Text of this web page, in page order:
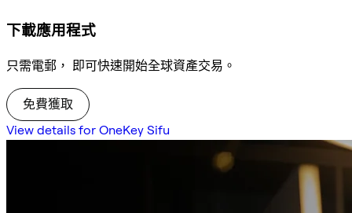
下載應用程式
只需電郵， 即可快速開始全球資產交易。
免費獲取
View details for OneKey Sifu